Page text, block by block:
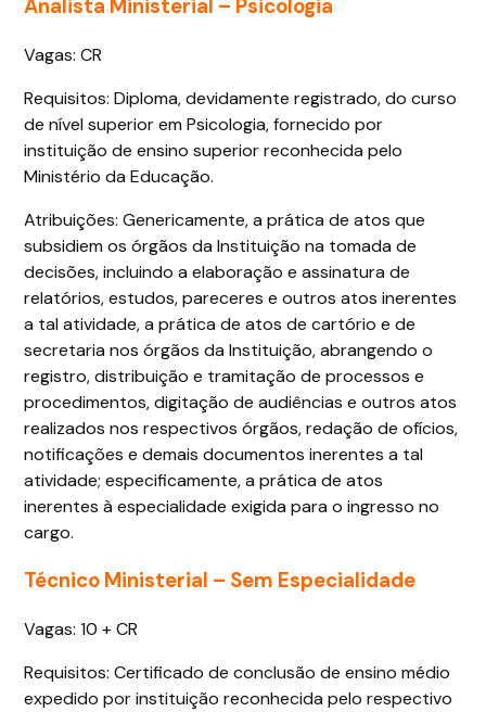
Analista Ministerial – Psicologia
Vagas: CR
Requisitos: Diploma, devidamente registrado, do curso
de nível superior em Psicologia, fornecido por
instituição de ensino superior reconhecida pelo
Ministério da Educação.
Atribuições: Genericamente, a prática de atos que
subsidiem os órgãos da Instituição na tomada de
decisões, incluindo a elaboração e assinatura de
relatórios, estudos, pareceres e outros atos inerentes
a tal atividade, a prática de atos de cartório e de
secretaria nos órgãos da Instituição, abrangendo o
registro, distribuição e tramitação de processos e
procedimentos, digitação de audiências e outros atos
realizados nos respectivos órgãos, redação de ofícios,
notificações e demais documentos inerentes a tal
atividade; especificamente, a prática de atos
inerentes à especialidade exigida para o ingresso no
cargo.
Técnico Ministerial – Sem Especialidade
Vagas: 10 + CR
Requisitos: Certificado de conclusão de ensino médio
expedido por instituição reconhecida pelo respectivo